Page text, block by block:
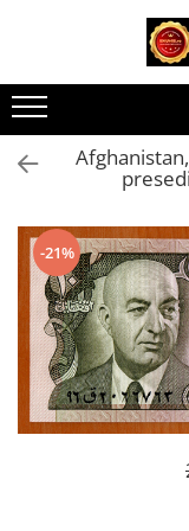
Monede Romania
Accesorii colectie
Albume cu folii
monede
Bibliorafturi
Capsule monede
Cartonase
Folii stocare monede
Soluții curățare,
lupa
Tavite stocare si
-21%